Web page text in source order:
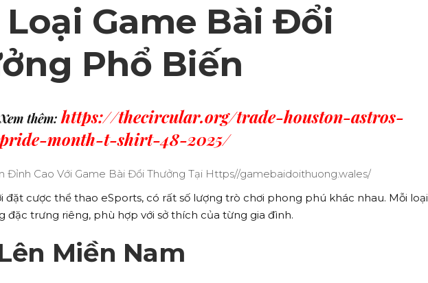
Loại Game Bài Đổi
Phổ Biến
Xem thêm:https://thecircular.org/trade-houston-astros-
pride-month-t-shirt-48-2025/
đặt cược thể thao eSports, có rất số lượng trò chơi phong phú khác nhau. Mỗi loại
đặc trưng riêng, phù hợp với sở thích của từng gia đình.
Miền Nam